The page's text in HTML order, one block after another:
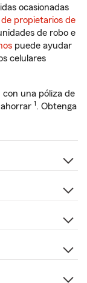
ocasionadas
de propietarios de
de robo e
puede ayudar
celulares
con una póliza de
1. Obtenga